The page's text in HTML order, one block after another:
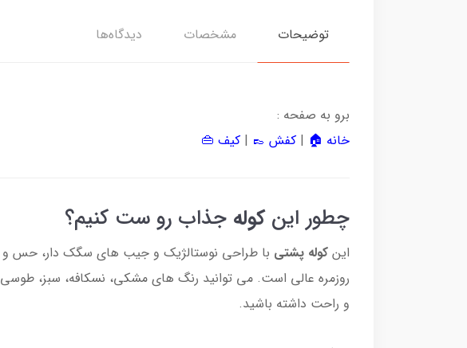
توضیحات مشخصات دیدگاه‌ها
برو به صفحه :
خانه 🏠 | کفش 👞 | کیف 👜
چطور اینکوله جذاب رو ست کنیم؟
این کوله پشتی با طراحی نوستالژیک و جیب های سگک دار، حس و
روزمره عالی است. می توانید رنگ های مشکی، نسکافه، سبز،
و راحت داشته باشید.